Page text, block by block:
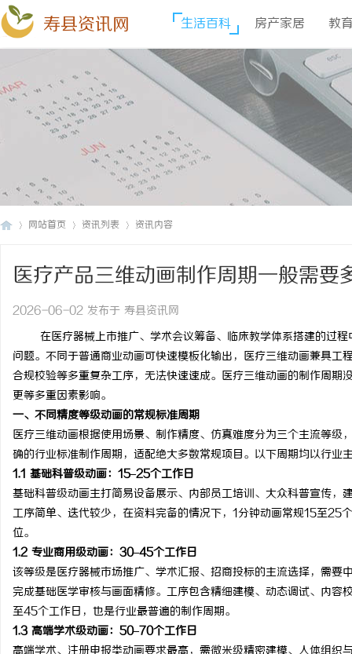
寿县资讯网 生活百科 房产家居 教
网站首页 资讯列表 资讯内容
医疗产品三维动画制作周期一般需要
2026-06-02 发布于 寿县资讯网
在医疗器械上市推广、学术会议筹备、临床教学体系搭建的过程
问题。不同于普通商业动画可快速模板化输出，医疗三维动画兼具
合规校验等多重复杂工序，无法快速速成。医疗三维动画的制作周
更等多重因素影响。
一、不同精度等级动画的常规标准周期
医疗三维动画根据使用场景、制作精度、仿真难度分为三个主流等
确的行业标准制作周期，适配绝大多数常规项目。以下周期均以行业
1.1 基础科普级动画：15–25个工作日
基础科普级动画主打简易设备展示、内部员工培训、大众科普宣传
工序简单、迭代较少，在资料完备的情况下，1分钟动画常规15至25
位。
1.2 专业商用级动画：30–45个工作日
该等级是医疗器械市场推广、学术汇报、招商投标的主流选择，需
完成基础医学审核与画面精修。工序包含精细建模、动态调试、内
至45个工作日，也是行业最普遍的制作周期。
1.3 高端学术级动画：50–70个工作日
高端学术、注册申报类动画要求最高，需微米级精密建模、人体组